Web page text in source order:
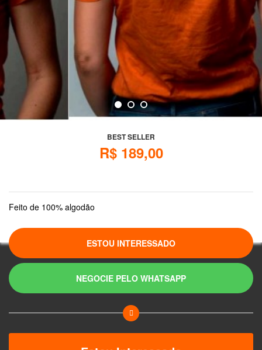
BEST SELLER
R$ 189,00
Feito de 100% algodão
ESTOU INTERESSADO
NEGOCIE PELO WHATSAPP